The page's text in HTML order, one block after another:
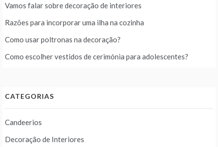
Vamos falar sobre decoração de interiores
Razões para incorporar uma ilha na cozinha
Como usar poltronas na decoração?
Como escolher vestidos de cerimónia para adolescentes?
CATEGORIAS
Candeerios
Decoração de Interiores